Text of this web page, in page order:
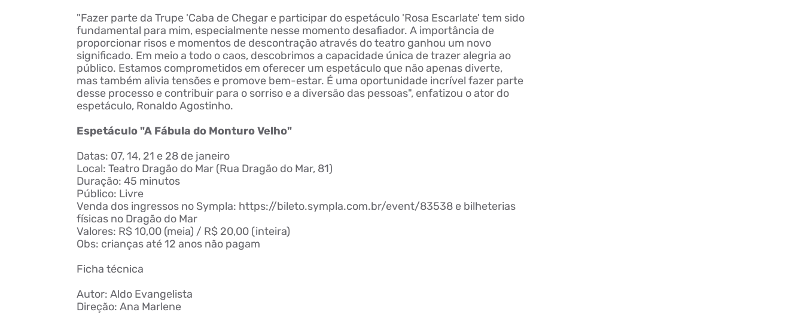
"Fazer parte da Trupe 'Caba de Chegar e participar do espetáculo 'Rosa Escarlate' tem sido
fundamental para mim, especialmente nesse momento desafiador. A importância de
proporcionar risos e momentos de descontração através do teatro ganhou um novo
significado. Em meio a todo o caos, descobrimos a capacidade única de trazer alegria ao
público. Estamos comprometidos em oferecer um espetáculo que não apenas diverte,
mastambém alivia tensões e promove bem-estar. É uma oportunidade incrível fazer parte
desse processo e contribuir para o sorriso e a diversão das pessoas", enfatizou o ator do
espetáculo, Ronaldo Agostinho.
Espetáculo "A Fábula do Monturo Velho"
Datas: 07, 14, 21 e 28 de janeiro
Local: Teatro Dragão do Mar (Rua Dragão do Mar, 81)
Duração: 45 minutos
Público: Livre
Venda dos ingressos no Sympla: https://bileto.sympla.com.br/event/83538 e bilheterias
físicas no Dragão do Mar
Valores: R$ 10,00 (meia) / R$ 20,00 (inteira)
Obs: crianças até 12 anos não pagam
Ficha técnica
Autor: Aldo Evangelista
Direção: Ana Marlene